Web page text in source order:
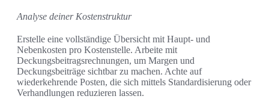
Analyse deiner Kostenstruktur
Erstelle eine vollständige Übersicht mit Haupt- und
Nebenkosten pro Kostenstelle. Arbeite mit
Deckungsbeitragsrechnungen, um Margen und
Deckungsbeiträge sichtbar zu machen. Achte auf
wiederkehrende Posten, die sich mittels Standardisierung oder
Verhandlungen reduzieren lassen.